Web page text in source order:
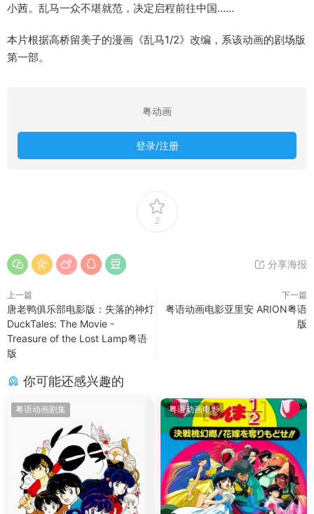
小茜。乱马一众不堪就范，决定启程前往中国……
本片根据高桥留美子的漫画《乱马1/2》改编，系该动画的剧场版
第一部。
粤动画
登录/注册
2
分享海报
上一篇
唐老鸭俱乐部电影版：失落的神灯
DuckTales: The Movie -
Treasure of the Lost Lamp粤语
版
下一篇
粤语动画电影亚里安 ARION粤语
版
你可能还感兴趣的
粤语动画剧集 粤语动画电影